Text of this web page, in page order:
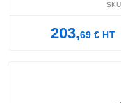
203,69€HT